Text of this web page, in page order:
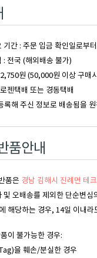
기간 : 주문 입금 확인일로부
: 전국 (해외배송 불가)
원 (50,000원 이상 구매
젠택배 또는 경동택배
록해 주신 정보로 배송됨을
품안내
품은 경남 김해시 진례면 테
및 오배송를 제외한 단순변
해당하는 경우, 14일 이내
이 불가능한 경우:
을 훼손/분실한 경우